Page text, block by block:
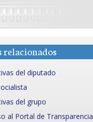
relacionados
del diputado
del grupo
al Portal de Transparencia